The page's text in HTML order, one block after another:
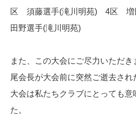
区 須藤選手(滝川明苑) 4区
田野選手(滝川明苑)
また、この大会にご尽力いただ
尾会長が大会前に突然ご逝去さ
大会は私たちクラブにとっても意
た。